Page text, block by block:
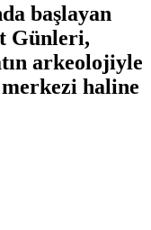
başlayan
Günleri,
arkeolojiyle
haline